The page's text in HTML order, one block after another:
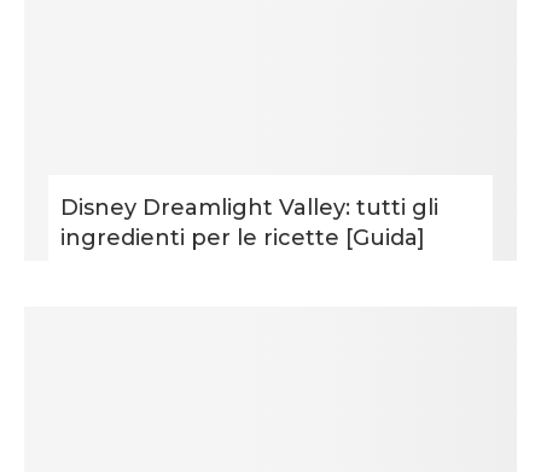
Disney Dreamlight Valley: tutti gli
ingredienti per le ricette [Guida]